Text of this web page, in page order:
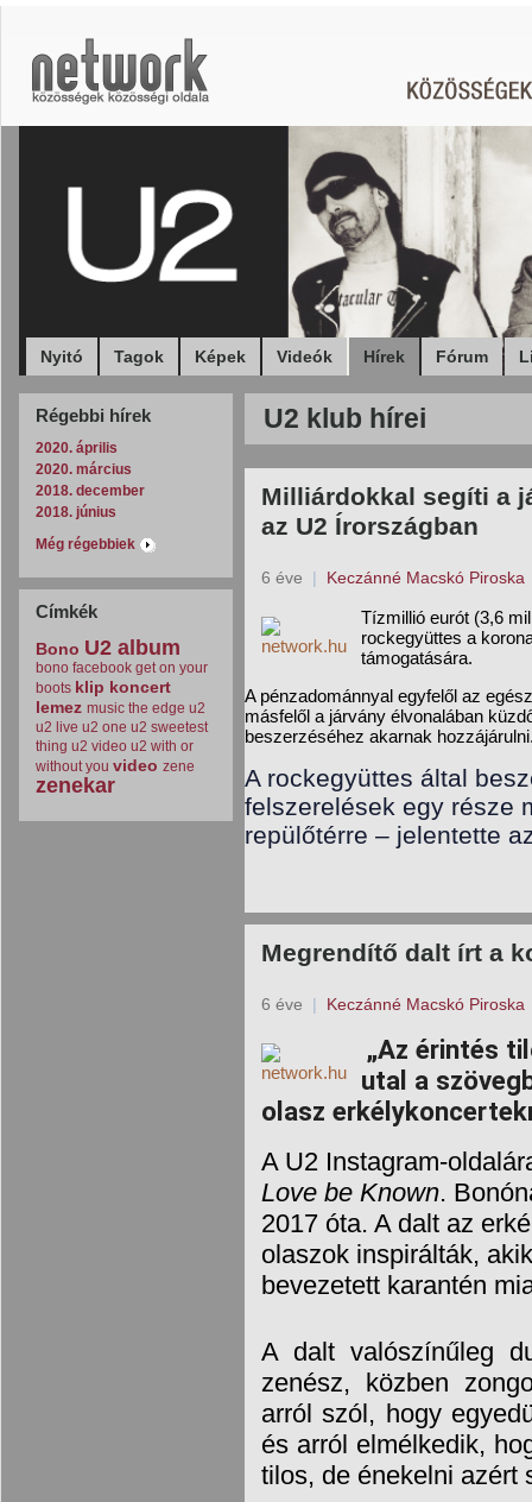
Nyitó Tagok Képek Videók Hírek Fórum
Régebbi hírek
2020. április
2020. március
2018. december
2018. június
Még régebbiek
Címkék
Bono U2 album
bono facebook get on your
boots klip koncert
lemez music the edge u2
u2 live u2 one u2 sweetest
thing u2 video u2 with or
without you video zene
zenekar
U2 klub hírei
Milliárdokkal segíti a
az U2 Írországban
6 éve | Keczánné Macskó Piroska
Tízmillió eurót (3,6
rockegyüttes a
támogatására.
A pénzadománnyal egyfelől az
másfelől a járvány élvonalában
beszerzéséhez akarnak
A rockegyüttes által
felszerelések egy része
repülőtérre – jelentette
Megrendítő dalt írt a
6 éve | Keczánné Macskó Piroska
„Az érintés
utal a
olasz
A U2 Instagram-
Love be Known.
2017 óta. A dalt az
olaszok inspirálták,
bevezetett karantén
A dalt valószínűleg
zenész, közben
arról szól, hogy
és arról elmélkedik,
tilos, de énekelni azért